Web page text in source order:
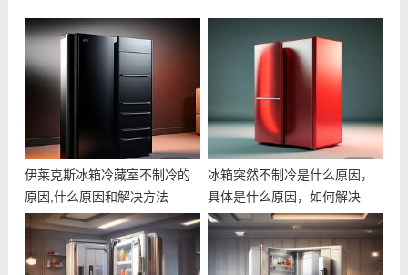
伊莱克斯冰箱冷藏室不制冷的
原因,什么原因和解决方法
冰箱突然不制冷是什么原因，
具体是什么原因，如何解决